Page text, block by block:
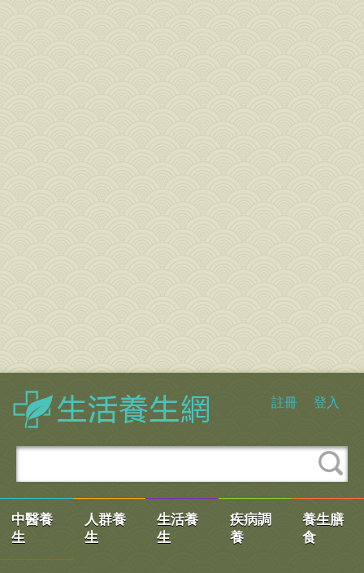
註冊 登入
中醫養
生
人群養
生
生活養
生
疾病調
養
養生膳
食